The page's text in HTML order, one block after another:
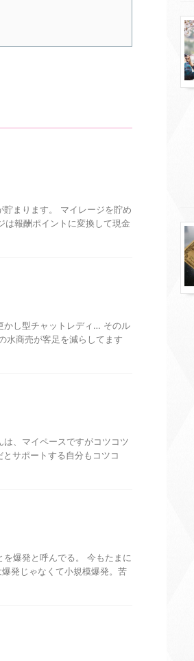
まります。 マイレージを貯め
は報酬ポイントに変換して現金
かし型チャットレディ… そのル
水商売が客足を減らしてます
、マイペースですがコツコツ
サポートする自分もコツコ
爆発と呼んでる。 今もたまに
発じゃなくて小規模爆発。苦